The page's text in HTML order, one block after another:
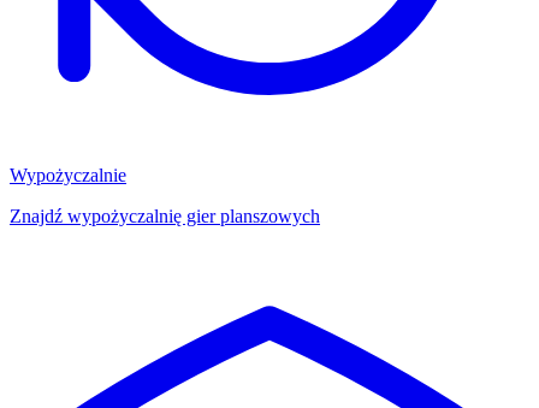
Wypożyczalnie
Znajdź wypożyczalnię gier planszowych